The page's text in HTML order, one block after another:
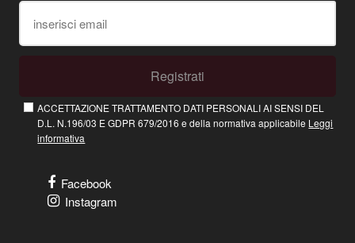
Registrati
ACCETTAZIONE TRATTAMENTO DATI PERSONALI AI SENSI DEL
D.L. N.196/03 E GDPR 679/2016 e della normativa applicabile Leggi
informativa
Facebook
Instagram